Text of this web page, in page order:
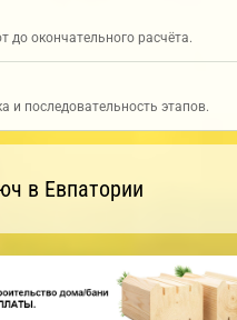
до окончательного расчёта.
и последовательность этапов.
в Евпатории